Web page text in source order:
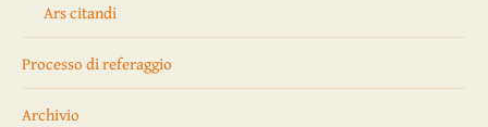
Ars citandi
Processo di referaggio
Archivio